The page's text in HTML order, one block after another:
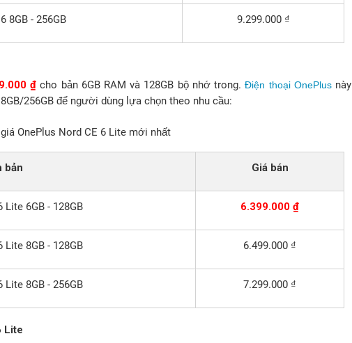
8GB - 256GB 9.299.000 ₫
₫ cho bản 6GB RAM và 128GB bộ nhớ trong.Điện thoại OnePlusnày
256GB để người dùng lựa chọn theo nhu cầu:
OnePlus Nord CE 6 Lite mới nhất
bản Giá bán
Lite 6GB - 128GB 6.399.000 ₫
Lite 8GB - 128GB 6.499.000 ₫
Lite 8GB - 256GB 7.299.000 ₫
Lite